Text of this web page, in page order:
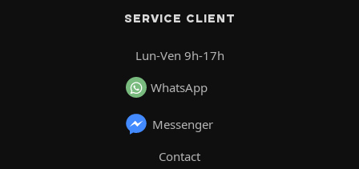
SERVICE CLIENT
Lun-Ven 9h-17h
WhatsApp
Messenger
Contact